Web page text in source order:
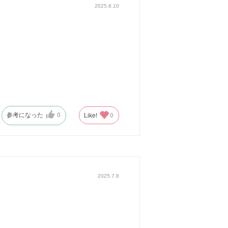
2025.8.10
参考になった 0 Like! 0
2025.7.8